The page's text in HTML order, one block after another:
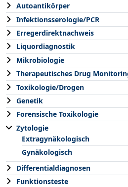
Autoantikörper
Infektionsserologie/PCR
Erregerdirektnachweis
Liquordiagnostik
Mikrobiologie
Therapeutisches Drug
Toxikologie/Drogen
Genetik
Forensische Toxikologie
Zytologie
Extragynäkologisch
Gynäkologisch
Differentialdiagnosen
Funktionsteste